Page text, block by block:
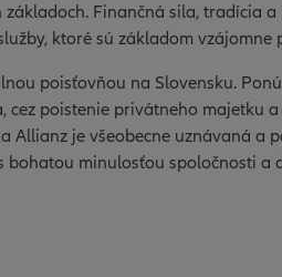
Finančná sila, tradícia
ktoré sú základom
poisťovňou na Slovensku.
cez poistenie privátneho majetku
Allianz je všeobecne uznávaná
bohatou minulosťou spoločnosti a